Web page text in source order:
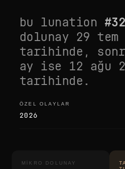
bu lunation #
dolunay 29
tarihinde,
ay ise 12 ağu
tarihinde.
özel olaylar
ÖZEL OLAYLAR
2026
MIKRO DOLUNAY